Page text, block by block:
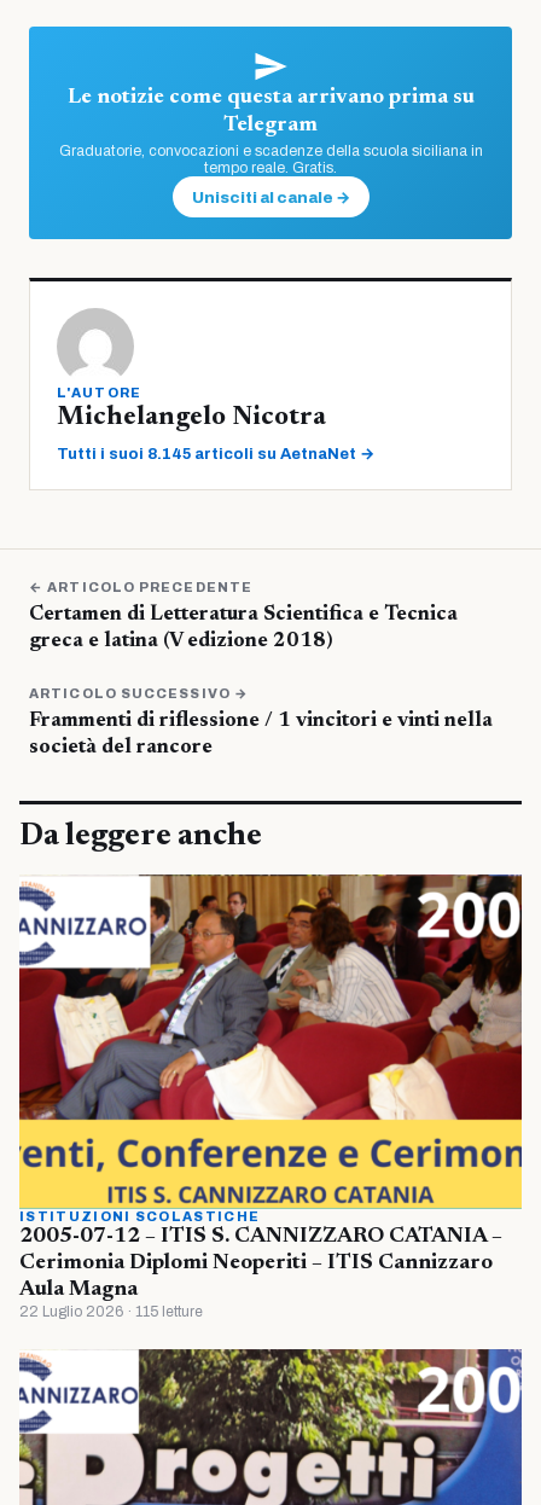
Le notizie come questa arrivano prima su
Telegram
Graduatorie, convocazioni e scadenze della scuola siciliana in
tempo reale. Gratis.
Unisciti al canale →
L'AUTORE
Michelangelo Nicotra
Tutti i suoi 8.145 articoli su AetnaNet →
← ARTICOLO PRECEDENTE
Certamen di Letteratura Scientifica e Tecnica
greca e latina (V edizione 2018)
ARTICOLO SUCCESSIVO →
Frammenti di riflessione / 1 vincitori e vinti nella
società del rancore
Da leggere anche
ISTITUZIONI SCOLASTICHE
2005-07-12 – ITIS S. CANNIZZARO CATANIA –
Cerimonia Diplomi Neoperiti – ITIS Cannizzaro
Aula Magna
22 Luglio 2026 · 115 letture